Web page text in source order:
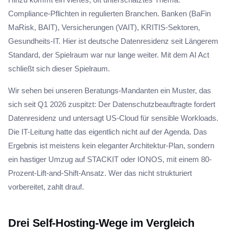
Compliance-Pflichten in regulierten Branchen. Banken (BaFin
MaRisk, BAIT), Versicherungen (VAIT), KRITIS-Sektoren,
Gesundheits-IT. Hier ist deutsche Datenresidenz seit Längerem
Standard, der Spielraum war nur lange weiter. Mit dem AI Act
schließt sich dieser Spielraum.
Wir sehen bei unseren Beratungs-Mandanten ein Muster, das
sich seit Q1 2026 zuspitzt: Der Datenschutzbeauftragte fordert
Datenresidenz und untersagt US-Cloud für sensible Workloads.
Die IT-Leitung hatte das eigentlich nicht auf der Agenda. Das
Ergebnis ist meistens kein eleganter Architektur-Plan, sondern
ein hastiger Umzug auf STACKIT oder IONOS, mit einem 80-
Prozent-Lift-and-Shift-Ansatz. Wer das nicht strukturiert
vorbereitet, zahlt drauf.
Drei Self-Hosting-Wege im Vergleich